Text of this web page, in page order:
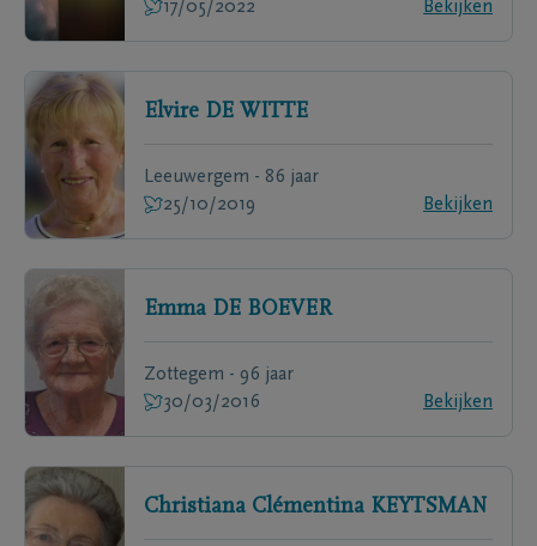
17/05/2022
Bekijken
Elvire DE WITTE
Leeuwergem - 86 jaar
25/10/2019
Bekijken
Emma DE BOEVER
Zottegem - 96 jaar
30/03/2016
Bekijken
Christiana Clémentina KEYTSMAN